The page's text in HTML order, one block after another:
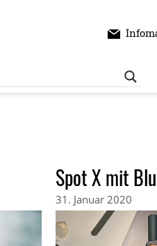
Spot X mit
31. Januar 2020